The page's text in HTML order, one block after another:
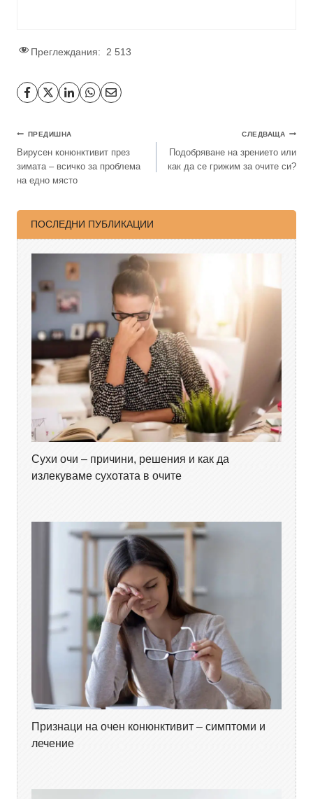
Преглеждания: 2 513
ПРЕДИШНА
Вирусен конюнктивит през
зимата – всичко за проблема
на едно място
СЛЕДВАЩА
Подобряване на зрението или
как да се грижим за очите си?
ПОСЛЕДНИ ПУБЛИКАЦИИ
Сухи очи – причини, решения и как да
излекуваме сухотата в очите
Признаци на очен конюнктивит – симптоми и
лечение